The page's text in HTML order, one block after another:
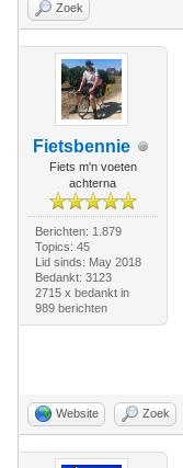
Zoek
Fietsbennie
Fiets m'n voeten
achterna
Berichten: 1.879
Topics: 45
Lid sinds: May 2018
Bedankt: 3123
2715 x bedankt in
989 berichten
Website Zoek